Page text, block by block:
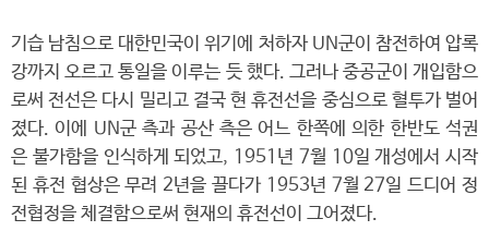
기습 남침으로 대한민국이 위기에 처하자 UN군이 참전하여 압록
강까지 오르고 통일을 이루는 듯 했다. 그러나 중공군이 개입함으
로써 전선은 다시 밀리고 결국 현 휴전선을 중심으로 혈투가 벌어
졌다. 이에 UN군 측과 공산 측은 어느 한쪽에 의한 한반도 석권
은 불가함을 인식하게 되었고, 1951년 7월 10일 개성에서 시작
된 휴전 협상은 무려 2년을 끌다가 1953년 7월 27일 드디어 정
전협정을 체결함으로써 현재의 휴전선이 그어졌다.